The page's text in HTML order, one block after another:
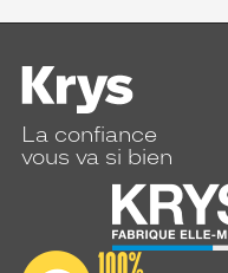
La confiance
vous va si bien